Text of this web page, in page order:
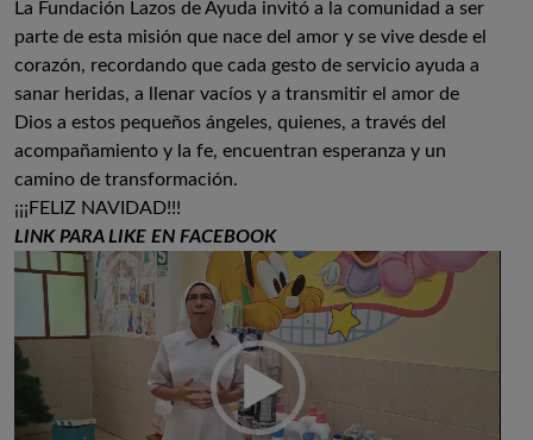
La Fundación Lazos de Ayuda invitó a la comunidad a ser
parte de esta misión que nace del amor y se vive desde el
corazón, recordando que cada gesto de servicio ayuda a
sanar heridas, a llenar vacíos y a transmitir el amor de
Dios a estos pequeños ángeles, quienes, a través del
acompañamiento y la fe, encuentran esperanza y un
camino de transformación.
¡¡¡FELIZ NAVIDAD!!!
LINK PARA LIKE EN FACEBOOK
Video
Player